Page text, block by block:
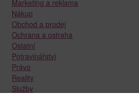
Marketing a reklama
Nákup
Obchod a prodej
Ochrana a ostraha
Ostatní
Potravinářství
Právo
Reality
Služby